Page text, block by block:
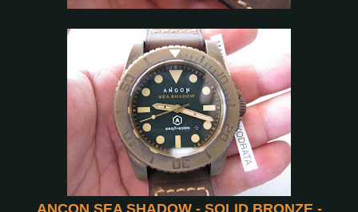
ANCON SEA SHADOW - SOLID BRONZE -